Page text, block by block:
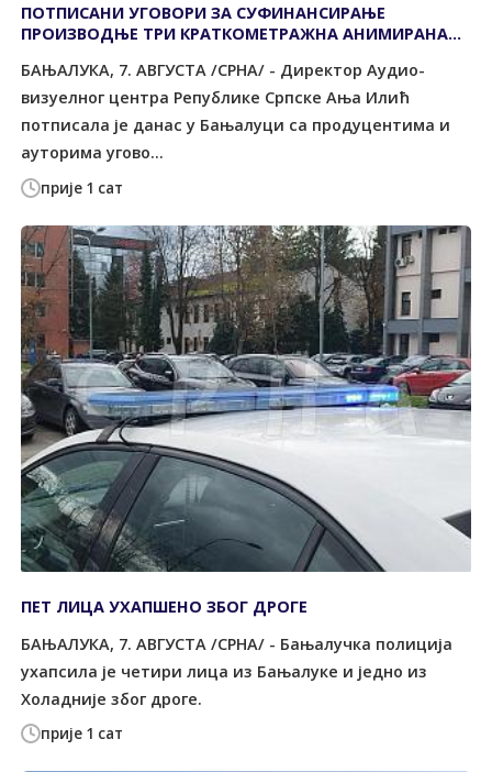
прије 1 сат
ПОТПИСАНИ УГОВОРИ ЗА СУФИНАНСИРАЊЕ
ПРОИЗВОДЊЕ ТРИ КРАТКОМЕТРАЖНА АНИМИРАНА
БАЊАЛУКА, 7. АВГУСТА /СРНА/ - Дирeктoр Aудиo-
визуeлнoг цeнтрa Рeпубликe Српскe Ања Илић
потписала је данас у Бањалуци са прoдуцeнтимa и
aутoримa угово...
прије 1 сат
ПЕТ ЛИЦА УХАПШЕНО ЗБОГ ДРОГЕ
БАЊАЛУКА, 7. АВГУСТА /СРНА/ - Бањалучка полиција
ухапсила је четири лица из Бањалуке и једно из
Холадније због дроге.